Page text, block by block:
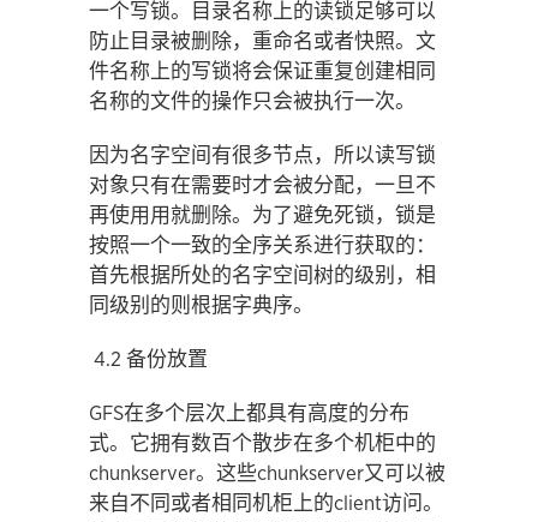
一个写锁。目录名称上的读锁足够可以
防止目录被删除，重命名或者快照。文
件名称上的写锁将会保证重复创建相同
名称的文件的操作只会被执行一次。
因为名字空间有很多节点，所以读写锁
对象只有在需要时才会被分配，一旦不
再使用用就删除。为了避免死锁，锁是
按照一个一致的全序关系进行获取的：
首先根据所处的名字空间树的级别，相
同级别的则根据字典序。
4.2 备份放置
GFS在多个层次上都具有高度的分布
式。它拥有数百个散步在多个机柜中的
chunkserver。这些chunkserver又可以被
来自不同或者相同机柜上的client访问。